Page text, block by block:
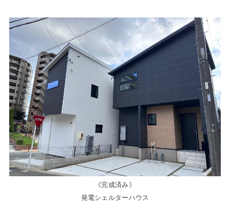
《完成済み》
発電シェルターハウス